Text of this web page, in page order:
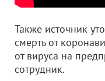
Также источник
смерть от
от вируса на
сотрудник.